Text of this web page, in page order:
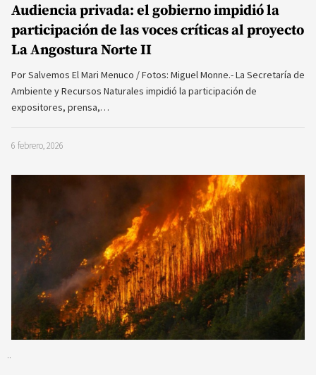
Audiencia privada: el gobierno impidió la
participación de las voces críticas al proyecto
La Angostura Norte II
Por Salvemos El Mari Menuco / Fotos: Miguel Monne.- La Secretaría de
Ambiente y Recursos Naturales impidió la participación de
expositores, prensa,…
6 febrero, 2026